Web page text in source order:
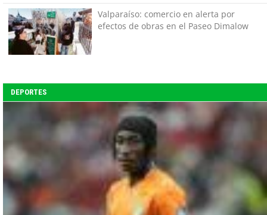
Valparaíso: comercio en alerta por
efectos de obras en el Paseo Dimalow
DEPORTES